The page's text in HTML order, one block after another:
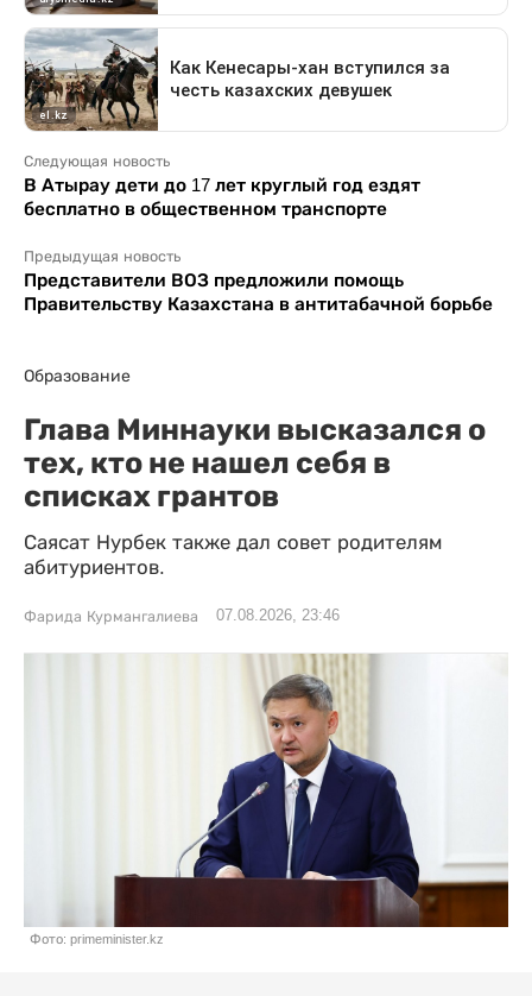
Следующая новость
В Атырау дети до 17 лет круглый год ездят
бесплатно в общественном транспорте
Предыдущая новость
Представители ВОЗ предложили помощь
Правительству Казахстана в антитабачной борьбе
Образование
Глава Миннауки высказался о
тех, кто не нашел себя в
списках грантов
Саясат Нурбек также дал совет родителям
абитуриентов.
Фарида Курмангалиева 07.08.2026, 23:46
Фото: primeminister.kz